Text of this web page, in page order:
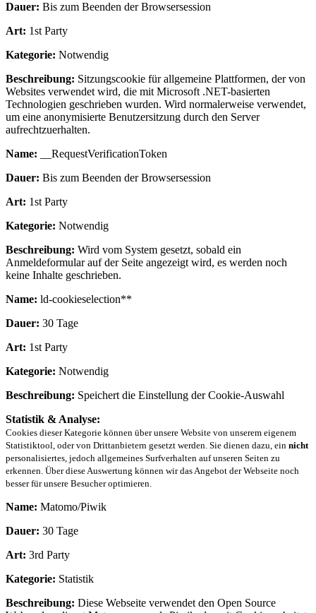
Dauer: Bis zum Beenden der Browsersession
Art: 1st Party
Kategorie: Notwendig
Beschreibung: Sitzungscookie für allgemeine Plattformen, der von
Websites verwendet wird, die mit Microsoft .NET-basierten
Technologien geschrieben wurden. Wird normalerweise verwendet,
um eine anonymisierte Benutzersitzung durch den Server
aufrechtzuerhalten.
Name: __RequestVerificationToken
Dauer: Bis zum Beenden der Browsersession
Art: 1st Party
Kategorie: Notwendig
Beschreibung: Wird vom System gesetzt, sobald ein
Anmeldeformular auf der Seite angezeigt wird, es werden noch
keine Inhalte geschrieben.
Name: ld-cookieselection**
Dauer: 30 Tage
Art: 1st Party
Kategorie: Notwendig
Beschreibung: Speichert die Einstellung der Cookie-Auswahl
Statistik & Analyse:
Cookies dieser Kategorie können über unsere Website von unserem eigenem
Statistiktool, oder von Drittanbietern gesetzt werden. Sie dienen dazu, ein nicht
personalisiertes, jedoch allgemeines Surfverhalten auf unseren Seiten zu
erkennen. Über diese Auswertung können wir das Angebot der Webseite noch
besser für unsere Besucher optimieren.
Name: Matomo/Piwik
Dauer: 30 Tage
Art: 3rd Party
Kategorie: Statistik
Beschreibung: Diese Webseite verwendet den Open Source